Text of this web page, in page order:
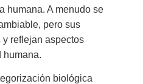
humana. A menudo se
pero sus
reflejan aspectos
humana.
biológica